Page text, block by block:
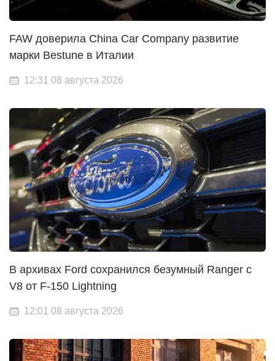
FAW доверила China Car Company развитие
марки Bestune в Италии
12:31 08 августа 2026
В архивах Ford сохранился безумный Ranger с
V8 от F-150 Lightning
12:01 08 августа 2026